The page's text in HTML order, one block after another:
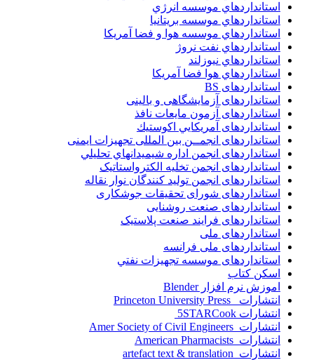
استانداردهاي موسسه انرژي
استانداردهاي موسسه بريتانيا
استانداردهاي موسسه هوا و فضا آمريکا
استانداردهاي نفت نروژ
استانداردهاي نيوزلند
استانداردهاي هوا فضا آمريکا
استانداردهای BS
استانداردهای آزمایشگاهی و بالینی
استانداردهای آزمون مایعات نافذ
استانداردهای آمريكايي اكوستيك
استانداردهای انجمــن بين المللى تجهيزات ايمنى
استانداردهای انجمن اداره شيميدانهاي تحليلي
استانداردهای انجمن تخليه الکترواستاتيک
استانداردهای انجمن توليد کنندگان نوار نقاله
استانداردهای شورای تحقیقات جوشکاری
استانداردهای صنعت روشنایی
استانداردهای فرايند صنعت پلاستيک
استانداردهای ملی
استانداردهای ملی فرانسه
استانداردهای موسسه تجهيزات نفتي
اسکن کتاب
اموزش نرم افزار Blender
انتشارات Princeton University Press
انتشارات ‎ 5STARCook
انتشارات Amer Society of Civil Engineers
انتشارات American Pharmacists
انتشارات artefact text & translation